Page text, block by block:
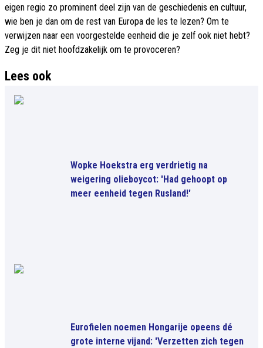
eigen regio zo prominent deel zijn van de geschiedenis en cultuur,
wie ben je dan om de rest van Europa de les te lezen? Om te
verwijzen naar een voorgestelde eenheid die je zelf ook niet hebt?
Zeg je dit niet hoofdzakelijk om te provoceren?
Lees ook
Wopke Hoekstra erg verdrietig na
weigering olieboycot: 'Had gehoopt op
meer eenheid tegen Rusland!'
Eurofielen noemen Hongarije opeens dé
grote interne vijand: 'Verzetten zich tegen